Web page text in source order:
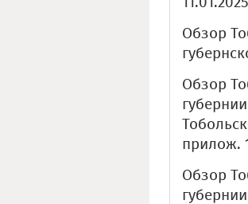
Обзор
Обзор
прилож.
Обзор